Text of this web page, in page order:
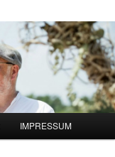
IMPRESSUM